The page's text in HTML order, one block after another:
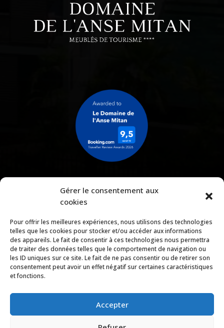
Gérer le consentement aux
cookies
Pour offrir les meilleures expériences, nous utilisons des technologies
telles que les cookies pour stocker et/ou accéder aux informations
des appareils. Le fait de consentir à ces technologies nous permettra
de traiter des données telles que le comportement de navigation ou
les ID uniques sur ce site. Le fait de ne pas consentir ou de retirer son
consentement peut avoir un effet négatif sur certaines caractéristiques
et fonctions.
Accepter
Téléchargez notre brochure
Copyright © 2026 | Mentions légales
Domaine de l’Anse Mitan